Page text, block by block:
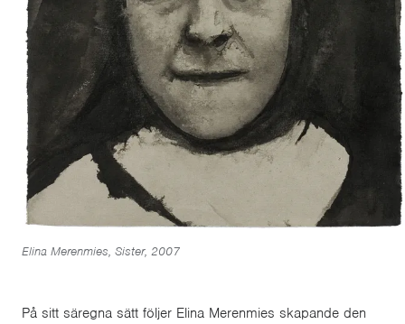
Elina Merenmies, Sister, 2007
På sitt säregna sätt följer Elina Merenmies skapande den